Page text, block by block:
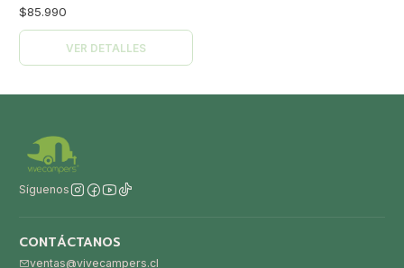
$85.990
VER DETALLES
Síguenos
CONTÁCTANOS
ventas@vivecampers.cl